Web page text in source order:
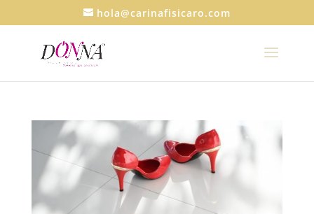
hola@carinafisicaro.com